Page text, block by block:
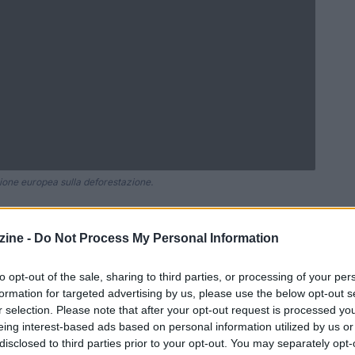
- Do Not Process My Personal Information
opt-out of the sale, sharing to third parties, or processing of your
for targeted advertising by us, please use the below opt-out
selection. Please note that after your opt-out request is processed
interest-based ads based on personal information utilized by us
to third parties prior to your opt-out. You may separately
europea sulla deforestazione.
POWERED BY